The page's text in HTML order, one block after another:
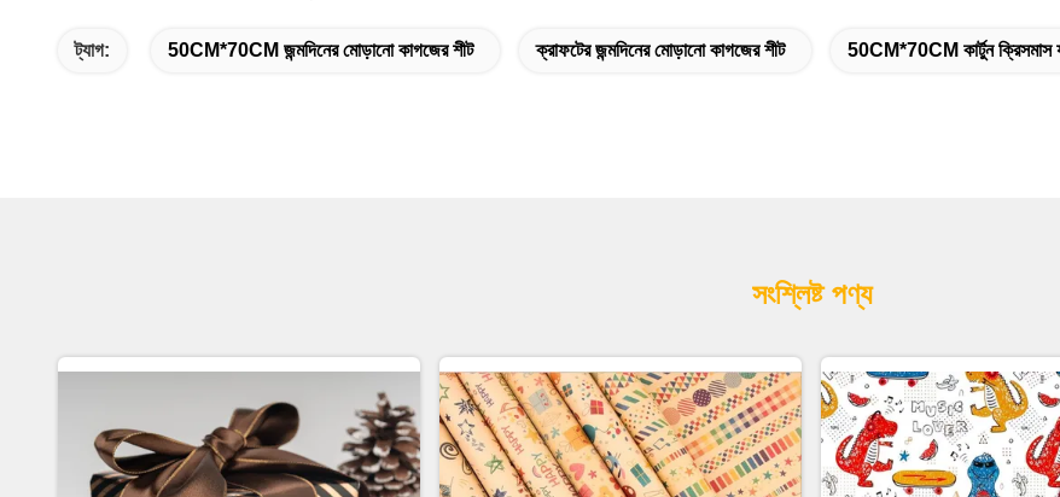
ট্যাগ: 50CM*70CM জন্মদিনের মোড়ানো কাগজের শীট ক্রাফটের জন্মদিনের মোড়ানো কাগজের শীট 50CM*70CM কার্টুন ক্রিসমাস
সংশ্লিষ্ট পণ্য